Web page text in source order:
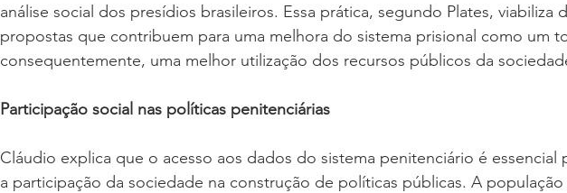
análise social dos presídios brasileiros. Essa prática, segundo Plates, viabiliza
propostas que contribuem para uma melhora do sistema prisional como um
consequentemente, uma melhor utilização dos recursos públicos da
Participação social nas políticas penitenciárias
Cláudio explica que o acesso aos dados do sistema penitenciário é essencial
a participação da sociedade na construção de políticas públicas. A